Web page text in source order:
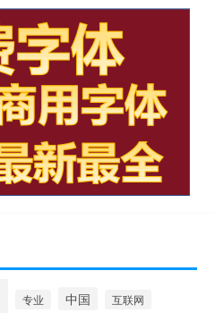
专业 中国
互联网